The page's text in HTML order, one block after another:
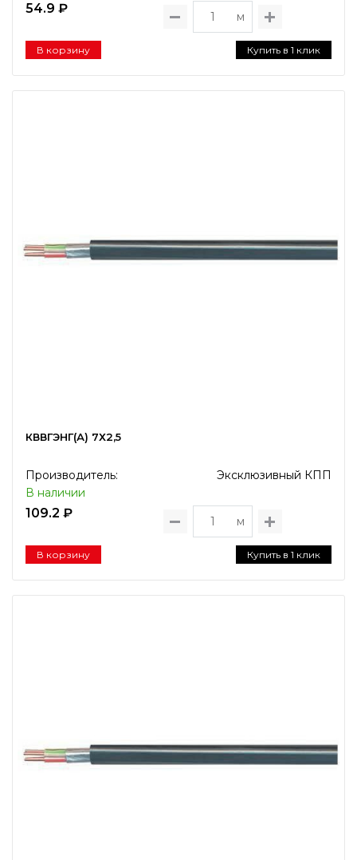
54.9 ₽
м
В корзину Купить в 1 клик
КВВГЭНГ(А) 7Х2,5
Производитель:
Эксклюзивный КПП
В наличии
109.2 ₽
м
В корзину Купить в 1 клик